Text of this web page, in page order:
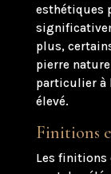
esthétiques
plus,
pierre
particulier à
élevé.
Finitions
Les finitions